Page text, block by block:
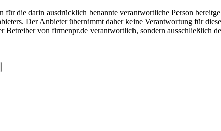
für die darin ausdrücklich benannte verantwortliche Person
Der Anbieter übernimmt daher keine Verantwortung für
Betreiber von firmenpr.de verantwortlich, sondern